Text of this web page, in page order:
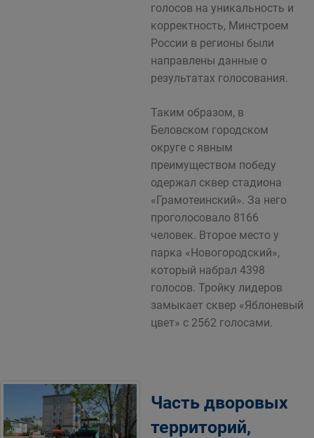
голосов на уникальность и
корректность, Минстроем
России в регионы были
направлены данные о
результатах голосования.
Таким образом, в
Беловском городском
округе с явным
преимуществом победу
одержал сквер стадиона
«Грамотеинский». За него
проголосовало 8166
человек. Второе место у
парка «Новогородский»,
который набрал 4398
голосов. Тройку лидеров
замыкает сквер «Яблоневый
цвет» с 2562 голосами.
Часть дворовых
территорий,